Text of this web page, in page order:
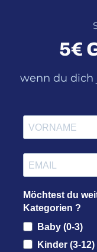
5€
wenn du dich
Möchtest du
Kategorien ?
Baby (0-3)
Kinder (3-12)